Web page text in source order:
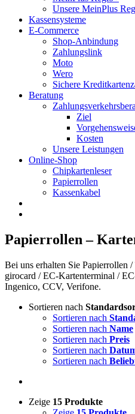
Unsere MeinPlus
Kassensysteme
E-Commerce
Shop-Anbindung
Zahlungslink
Moto
Wero
Sichere
Beratung
Ziel
Kosten
Unsere Leistungen
Online-Shop
Chipkartenleser
Papierrollen
Kassenkabel
Papierrollen –
Bei uns erhalten Sie Papierrollen
girocard / EC-Kartenterminal /
Ingenico, CCV, Verifone.
Sortieren nach
Sortieren nach
Sortieren nach Name
Sortieren nach Preis
Sortieren nach
Sortieren nach
Zeige 15 Produkte